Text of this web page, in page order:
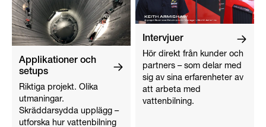
Applikationer och
setups
Riktiga projekt. Olika
utmaningar.
Skräddarsydda upplägg –
utforska hur vattenbilning
Intervjuer
Hör direkt från kunder och
partners – som delar med
sig av sina erfarenheter av
att arbeta med
vattenbilning.